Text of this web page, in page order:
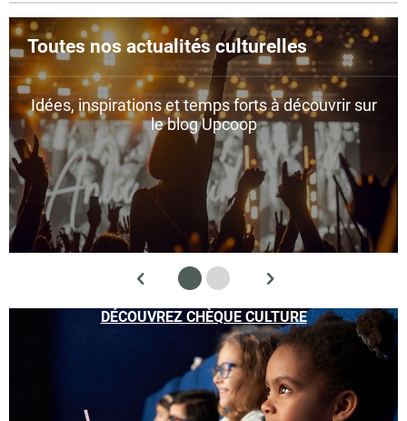
Toutes nos actualités culturelles
Idées, inspirations et temps forts à découvrir sur
le blog Upcoop
DÉCOUVREZ CHÈQUE CULTURE